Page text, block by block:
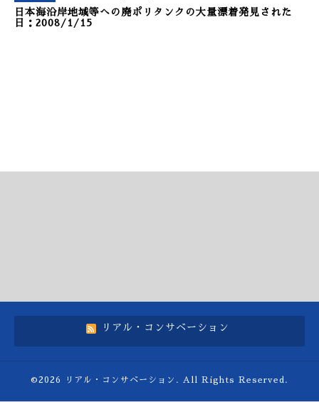
日本海沿岸地域等への廃ポリタンクの大量漂着発見された
日：2008/1/15
リアル・コンサベーション
©2026 リアル・コンサベーション . All Rights Reserved.